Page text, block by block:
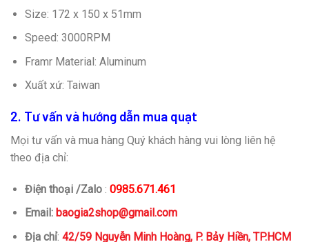
Size: 172 x 150 x 51mm
Speed: 3000RPM
Framr Material: Aluminum
Xuất xứ: Taiwan
2. Tư vấn và hướng dẫn mua quạt
Mọi tư vấn và mua hàng Quý khách hàng vui lòng liên hệ
theo địa chỉ:
Điện thoại /Zalo: 0985.671.461
Email: baogia2shop@gmail.com
Địa chỉ: 42/59 Nguyễn Minh Hoàng, P. Bảy Hiền, TP.HCM